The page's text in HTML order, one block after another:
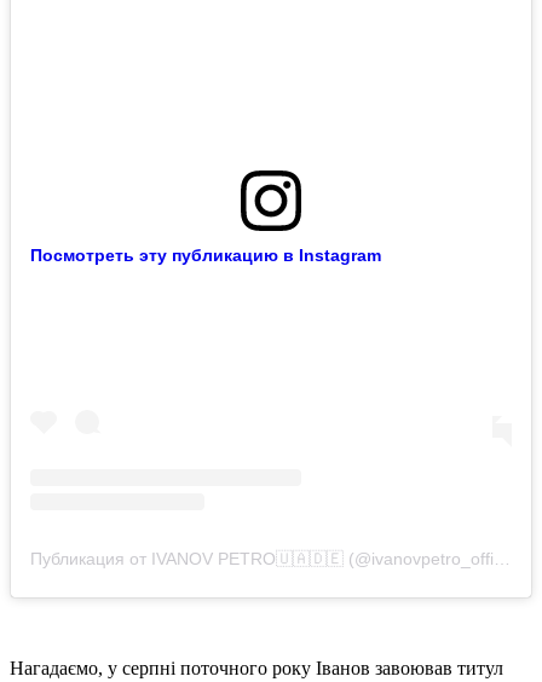
Посмотреть эту публикацию в Instagram
Публикация от IVANOV PETRO🇺🇦🇩🇪 (@ivanovpetro_official)
Нагадаємо, у серпні поточного року Іванов завоював титул